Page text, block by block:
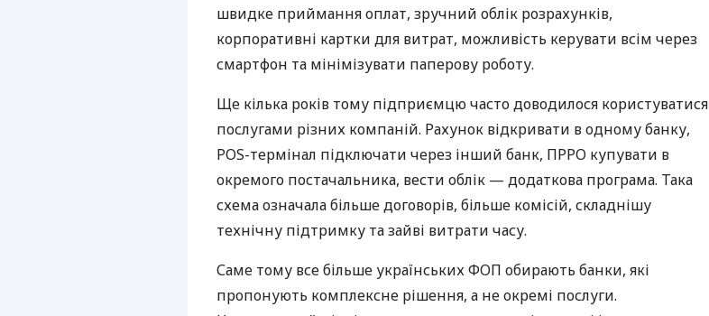
швидке приймання оплат, зручний облік розрахунків,
корпоративні картки для витрат, можливість керувати всім через
смартфон та мінімізувати паперову роботу.
Ще кілька років тому підприємцю часто доводилося користуватися
послугами різних компаній. Рахунок відкривати в одному банку,
POS-термінал підключати через інший банк, ПРРО купувати в
окремого постачальника, вести облік — додаткова програма. Така
схема означала більше договорів, більше комісій, складнішу
технічну підтримку та зайві витрати часу.
Саме тому все більше українських ФОП обирають банки, які
пропонують комплексне рішення, а не окремі послуги.